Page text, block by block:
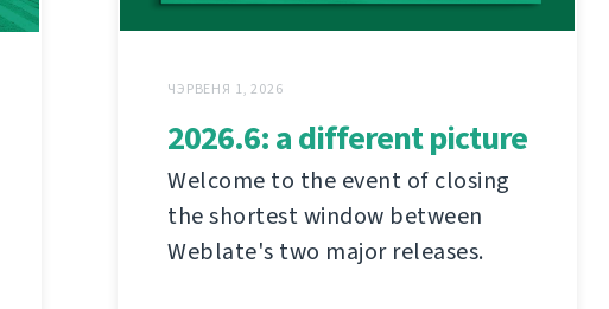
ЧЭРВЕНЯ 1, 2026
2026.6: a different picture
Welcome to the event of closing
the shortest window between
Weblate's two major releases.